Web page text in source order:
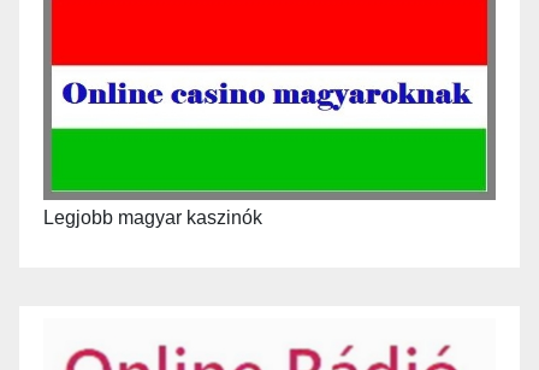
Legjobb magyar kaszinók